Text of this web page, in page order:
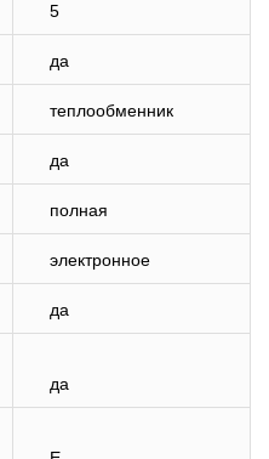
5
да
теплообменник
да
полная
электронное
да
да